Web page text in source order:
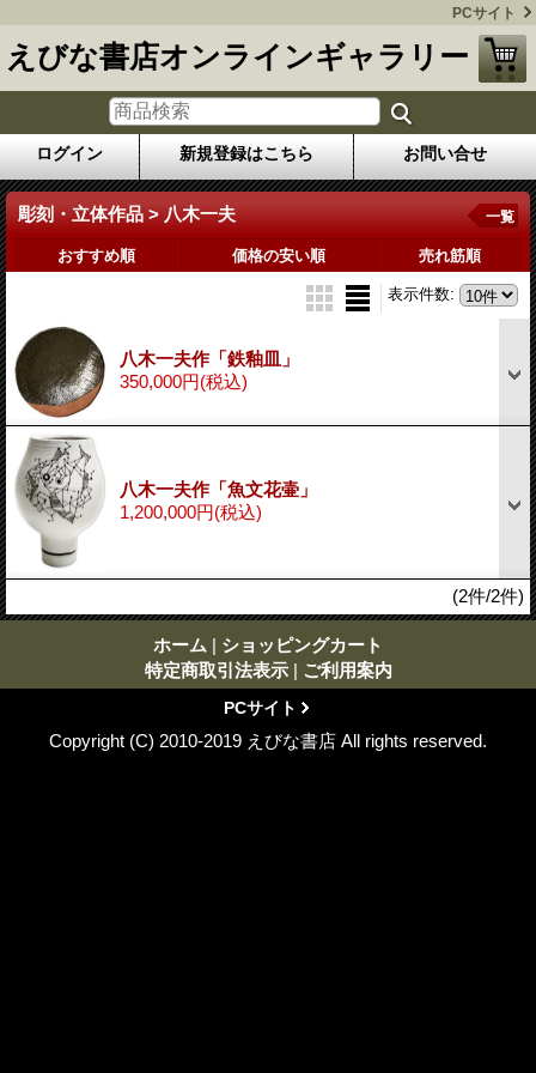
PCサイト
えびな書店オンラインギャラリー
ログイン 新規登録はこちら お問い合せ
彫刻・立体作品 > 八木一夫 一覧
おすすめ順 価格の安い順 売れ筋順
表示件数:
八木一夫作「鉄釉皿」
350,000円(税込)
八木一夫作「魚文花壷」
1,200,000円(税込)
(2件/2件)
ホーム | ショッピングカート
特定商取引法表示 | ご利用案内
PCサイト
Copyright (C) 2010-2019 えびな書店 All rights reserved.